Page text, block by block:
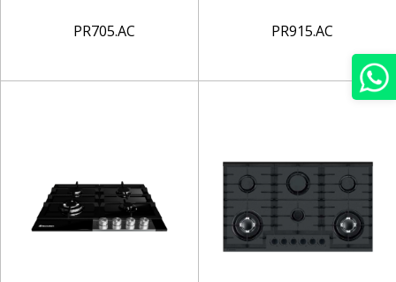
PR705.AC PR915.AC